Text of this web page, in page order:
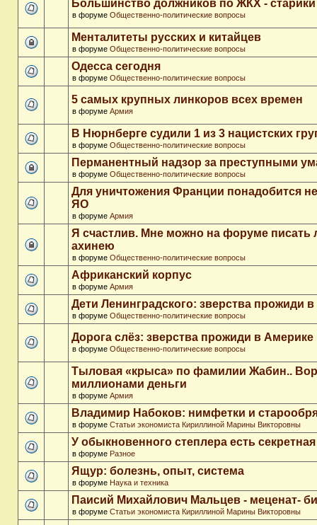
Большинство должников по ЖКХ - старики
в форуме Общественно-политические вопросы
Менталитеты русских и китайцев
в форуме Общественно-политические вопросы
Одесса сегодня
в форуме Общественно-политические вопросы
5 самых крупных линкоров всех времен
в форуме Армия
В Нюрнберге судили 1 из 3 нацистских
в форуме Общественно-политические вопросы
Перманентный надзор за преступными
в форуме Общественно-политические вопросы
Для уничтожения Франции понадобится
ЯО
в форуме Армия
Я счастлив. Мне можно на форуме
ахинею
в форуме Общественно-политические вопросы
Африканский корпус
в форуме Армия
Дети Ленинградского: зверства прожиди
в форуме Общественно-политические вопросы
Дорога слёз: зверства прожиди в Америке
в форуме Общественно-политические вопросы
Тыловая «крыса» по фамилии Жабин..
миллионами деньги
в форуме Армия
Владимир Набоков: нимфетки и
в форуме Статьи экономиста Кириллиной Марины Викторовны
У обыкновенного степлера есть
в форуме Разное
Ящур: болезнь, опыт, система
в форуме Наука и техника
Паисий Михайлович Мальцев - меценат-
в форуме Статьи экономиста Кириллиной Марины Викторовны